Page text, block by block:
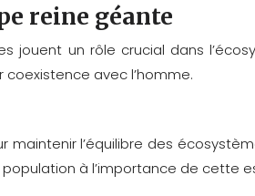
reine géante
un rôle crucial dans
avec l’homme.
l’équilibre des
à l’importance de cette